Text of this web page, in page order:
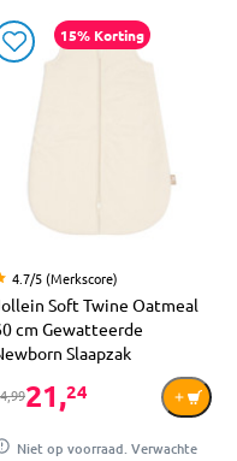
15% Korting
4.7/5 (Merkscore)
Soft Twine Oatmeal
cm Gewatteerde
Slaapzak
21,24
Niet op voorraad. Verwachte